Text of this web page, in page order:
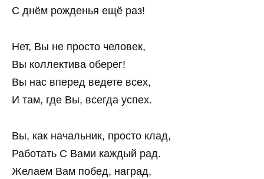
С днём рожденья ещё раз!
Нет, Вы не просто человек,
Вы коллектива оберег!
Вы нас вперед ведете всех,
И там, где Вы, всегда успех.
Вы, как начальник, просто клад,
Работать С Вами каждый рад.
Желаем Вам побед, наград,